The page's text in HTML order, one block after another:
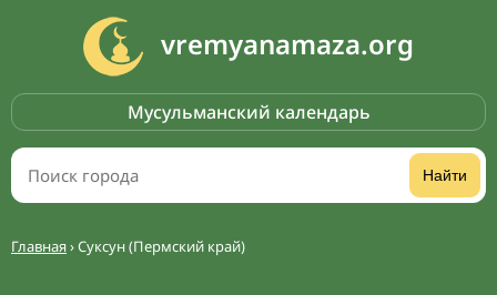
vremyanamaza.org
Мусульманский календарь
Найти
Главная›Суксун (Пермский край)